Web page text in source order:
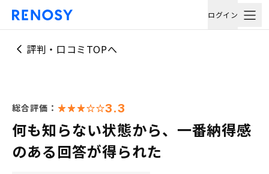
ログイン
評判・口コミTOPへ
総合評価： 3.3
何も知らない状態から、一番納得感
のある回答が得られた